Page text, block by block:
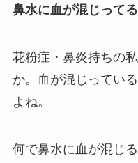
鼻水に血が混じって
花粉症・鼻炎持ちの
か。血が混じってい
よね。
何で鼻水に血が混じる